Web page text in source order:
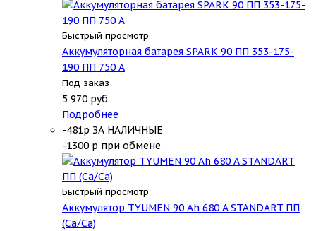
Быстрый просмотр
Аккумуляторная батарея SPARK 90 ПП 353-175-
190 ПП 750 А
Под заказ
5 970 руб.
Подробнее
-481р ЗА НАЛИЧНЫЕ
-1300 р при обмене
Быстрый просмотр
Аккумулятор TYUMEN 90 Ah 680 A STANDART ПП
(Ca/Ca)